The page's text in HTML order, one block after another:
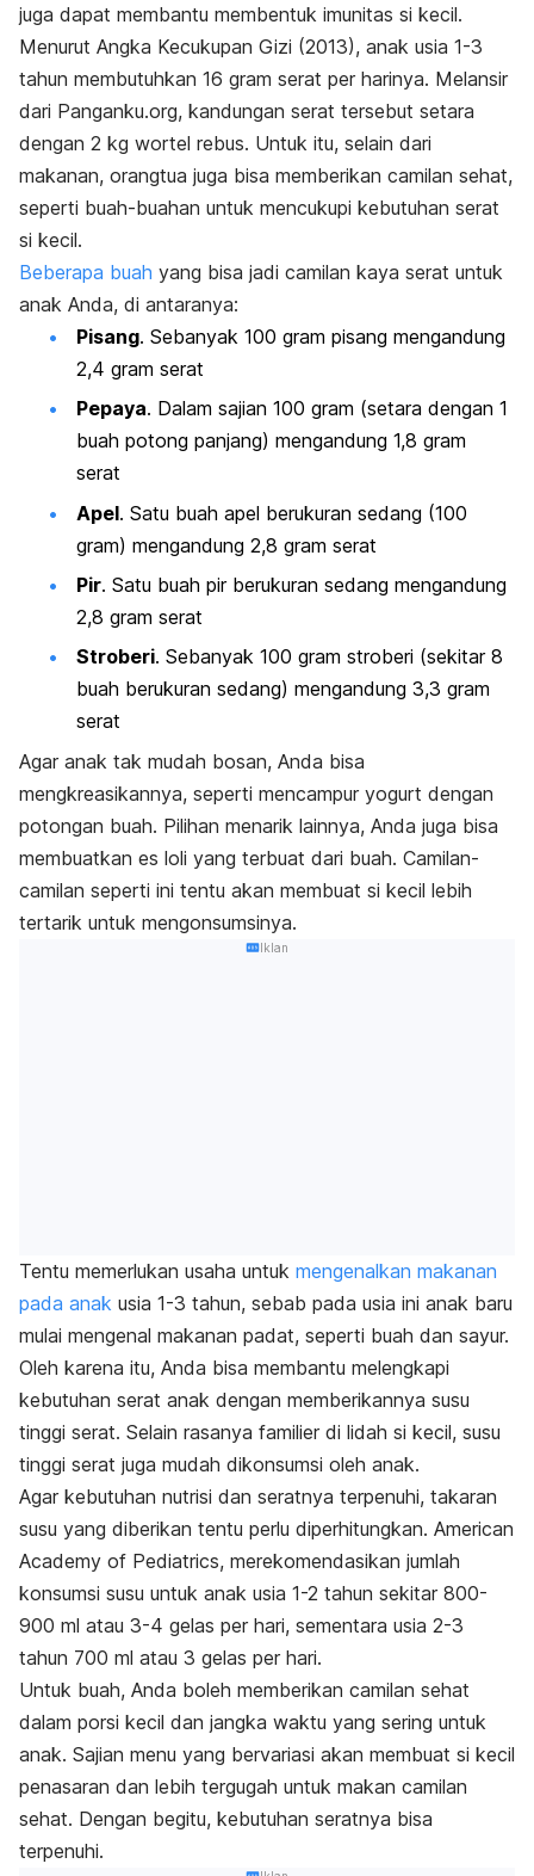
juga dapat membantu membentuk imunitas si kecil.
Menurut Angka Kecukupan Gizi (2013), anak usia 1-3
tahun membutuhkan 16 gram serat per harinya. Melansir
dari Panganku.org, kandungan serat tersebut setara
dengan 2 kg wortel rebus. Untuk itu, selain dari
makanan, orangtua juga bisa memberikan camilan sehat,
seperti buah-buahan untuk mencukupi kebutuhan serat
si kecil.
Beberapa buah yang bisa jadi camilan kaya serat untuk
anak Anda, di antaranya:
Pisang. Sebanyak 100 gram pisang mengandung
2,4 gram serat
Pepaya. Dalam sajian 100 gram (setara dengan 1
buah potong panjang) mengandung 1,8 gram
serat
Apel. Satu buah apel berukuran sedang (100
gram) mengandung 2,8 gram serat
Pir. Satu buah pir berukuran sedang mengandung
2,8 gram serat
Stroberi. Sebanyak 100 gram stroberi (sekitar 8
buah berukuran sedang) mengandung 3,3 gram
serat
Agar anak tak mudah bosan, Anda bisa
mengkreasikannya, seperti mencampur yogurt dengan
potongan buah. Pilihan menarik lainnya, Anda juga bisa
membuatkan es loli yang terbuat dari buah. Camilan-
camilan seperti ini tentu akan membuat si kecil lebih
tertarik untuk mengonsumsinya.
Iklan
Tentu memerlukan usaha untuk mengenalkan makanan
pada anak usia 1-3 tahun, sebab pada usia ini anak baru
mulai mengenal makanan padat, seperti buah dan sayur.
Oleh karena itu, Anda bisa membantu melengkapi
kebutuhan serat anak dengan memberikannya susu
tinggi serat. Selain rasanya familier di lidah si kecil, susu
tinggi serat juga mudah dikonsumsi oleh anak.
Agar kebutuhan nutrisi dan seratnya terpenuhi, takaran
susu yang diberikan tentu perlu diperhitungkan. American
Academy of Pediatrics, merekomendasikan jumlah
konsumsi susu untuk anak usia 1-2 tahun sekitar 800-
900 ml atau 3-4 gelas per hari, sementara usia 2-3
tahun 700 ml atau 3 gelas per hari.
Untuk buah, Anda boleh memberikan camilan sehat
dalam porsi kecil dan jangka waktu yang sering untuk
anak. Sajian menu yang bervariasi akan membuat si kecil
penasaran dan lebih tergugah untuk makan camilan
sehat. Dengan begitu, kebutuhan seratnya bisa
terpenuhi.